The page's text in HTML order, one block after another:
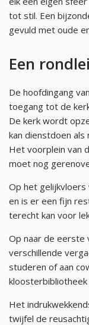
tot stil. Een
gevuld met oude
Een
De hoofdingang
toegang tot de
De kerk wordt
kan dienstdoen
Het voorplein van
moet nog
Op het
en is er een fijn
terecht kan voor
Op naar de eerste
verschillende
studeren of aan
Het
twijfel de